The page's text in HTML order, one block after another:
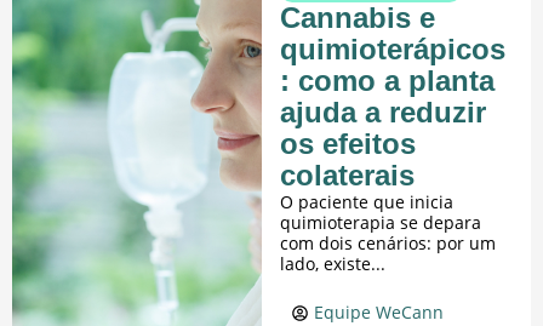
Cannabis e
quimioterápicos
: como a planta
ajuda a reduzir
os efeitos
colaterais
O paciente que inicia
quimioterapia se depara
com dois cenários: por um
lado, existe...
Equipe WeCann